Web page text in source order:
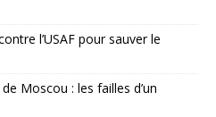
l’USAF pour sauver le
Moscou : les failles d’un